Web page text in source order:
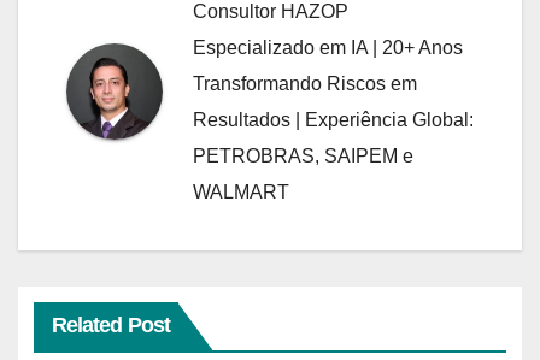
Consultor HAZOP
Especializado em IA | 20+ Anos
Transformando Riscos em
Resultados | Experiência Global:
PETROBRAS, SAIPEM e
WALMART
Related Post